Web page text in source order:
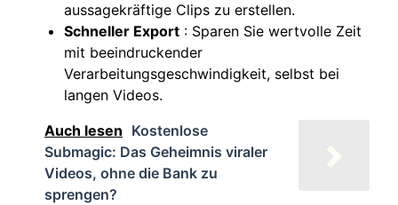
aussagekräftige Clips zu erstellen.
Schneller Export : Sparen Sie wertvolle Zeit
mit beeindruckender
Verarbeitungsgeschwindigkeit, selbst bei
langen Videos.
Auch lesen Kostenlose
Submagic: Das Geheimnis viraler
Videos, ohne die Bank zu
sprengen?